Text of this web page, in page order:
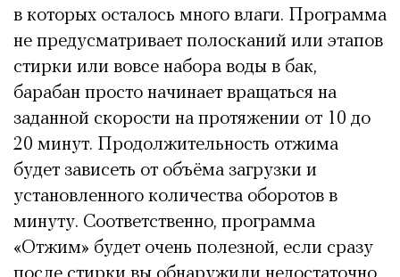
в которых осталось много влаги. Программа
не предусматривает полосканий или этапов
стирки или вовсе набора воды в бак,
барабан просто начинает вращаться на
заданной скорости на протяжении от 10 до
20 минут. Продолжительность отжима
будет зависеть от объёма загрузки и
установленного количества оборотов в
минуту. Соответственно, программа
«Отжим» будет очень полезной, если сразу